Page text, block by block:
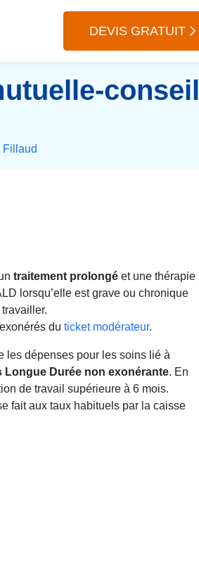
DEVIS GRATUIT
conseil
traitement prolongéet une thérapie
lorsqu’elle est grave ou chronique
du ticket modérateur.
les dépenses pour les soins lié à
Longue Durée non exonérante. En
de travail supérieure à 6 mois.
fait aux taux habituels par la caisse